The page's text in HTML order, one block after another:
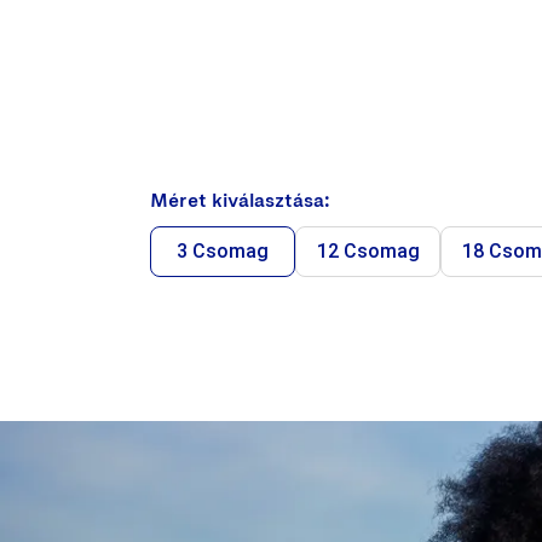
Méret kiválasztása:
3 Csomag 12 Csomag 18